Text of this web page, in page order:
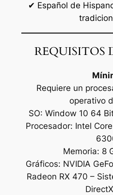
✔ Español de
REQUISITOS
Requiere un
operativo
SO: Window 10 64
Procesador: Intel
Memoria: 8
Gráficos: NVIDIA
Radeon RX 470 –